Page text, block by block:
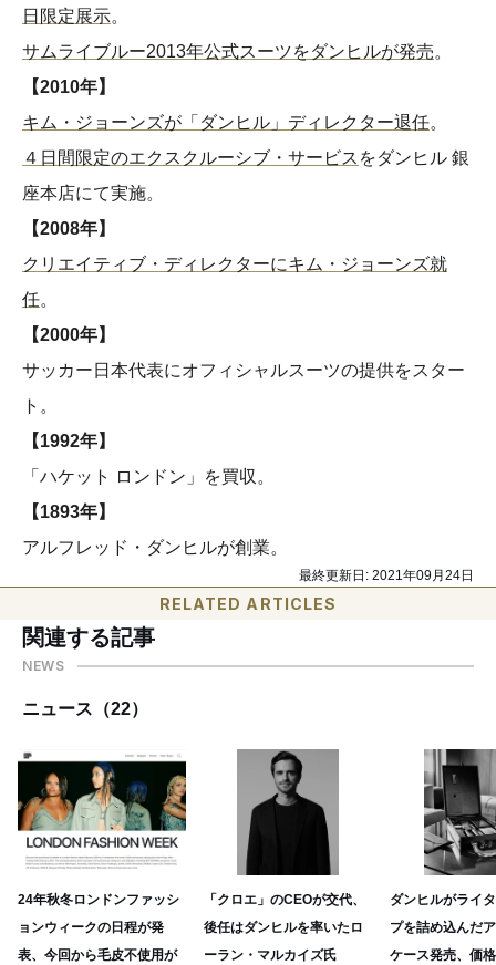
日限定展示。
サムライブルー2013年公式スーツをダンヒルが発売。
【2010年】
キム・ジョーンズが「ダンヒル」ディレクター退任。
４日間限定のエクスクルーシブ・サービス をダンヒル 銀
座本店にて実施。
【2008年】
クリエイティブ・ディレクターにキム・ジョーンズ就
任。
【2000年】
サッカー日本代表にオフィシャルスーツの提供をスター
ト。
【1992年】
「ハケット ロンドン」を買収。
【1893年】
アルフレッド・ダンヒルが創業。
最終更新日: 2021年09月24日
RELATED ARTICLES
関連する記事
NEWS
ニュース（22）
24年秋冬ロンドンファッシ
ョンウィークの日程が発
表、今回から毛皮不使用が
「クロエ」のCEOが交代、
後任はダンヒルを率いたロ
ーラン・マルカイズ氏
ダンヒルがライ
プを詰め込んだ
ケース発売、価